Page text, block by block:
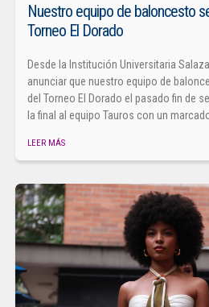
Nuestro equipo de baloncesto
Torneo El Dorado
Desde la Institución Universitaria
anunciar que nuestro equipo de
del Torneo El Dorado el pasado fin de
la final al equipo Tauros con un
LEER MÁS